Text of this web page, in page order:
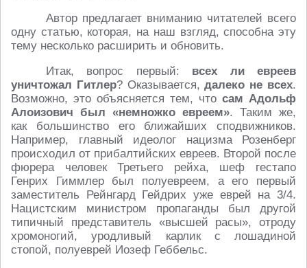
Автор предлагает вниманию читателей всего
одну статью, которая, на наш взгляд, способна эту
тему несколько расширить и обновить.
Итак, вопрос первый: всех ли евреев
уничтожал Гитлер? Оказывается,далеко не всех.
Возможно, это объясняется тем, что сам Адольф
Алоизович был «немножко евреем». Таким же,
как большинство его ближайших сподвижников.
Например, главный идеолог нацизма Розенберг
происходил от прибалтийских евреев. Второй после
фюрера человек Третьего рейха, шеф гестапо
Генрих Гиммлер был полуевреем, а его первый
заместитель Рейнгард Гейдрих уже еврей на 3/4.
Нацистским министром пропаганды был другой
типичный представитель «высшей расы», отроду
хромоногий, уродливый карлик с лошадиной
стопой, полуеврей Иозеф Геббельс.